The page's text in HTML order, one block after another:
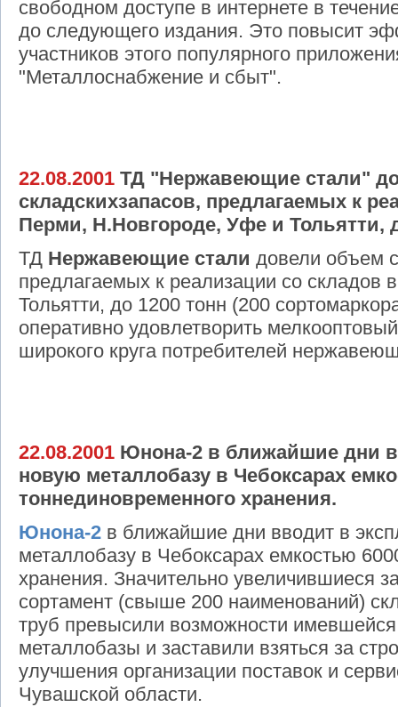
свободном доступе в интернете в
до следующего издания. Это повысит
участников этого популярного
"Металлоснабжение и сбыт".
22.08.2001 ТД "Нержавеющие стали"
складскихзапасов, предлагаемых к
Перми, Н.Новгороде, Уфе и Тольятти,
ТД Нержавеющие стали довели объем
предлагаемых к реализации со
Тольятти, до 1200 тонн (200
оперативно удовлетворить
широкого круга потребителей
22.08.2001 Юнона-2 в ближайшие дни
новую металлобазу в Чебоксарах
тоннединовременного хранения.
Юнона-2 в ближайшие дни вводит в
металлобазу в Чебоксарах емкостью
хранения. Значительно увеличившиеся
сортамент (свыше 200 наименований)
труб превысили возможности
металлобазы и заставили взяться за
улучшения организации поставок и
Чувашской области.